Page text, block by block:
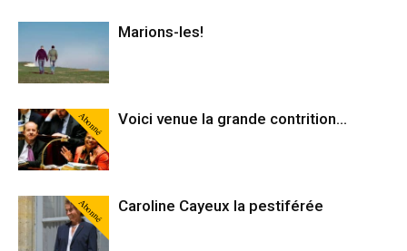
Marions-les!
Abonné Voici venue la grande contrition…
Abonné Caroline Cayeux la pestiférée